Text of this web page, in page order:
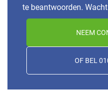
te beantwoorden.
NEEM
OF BEL